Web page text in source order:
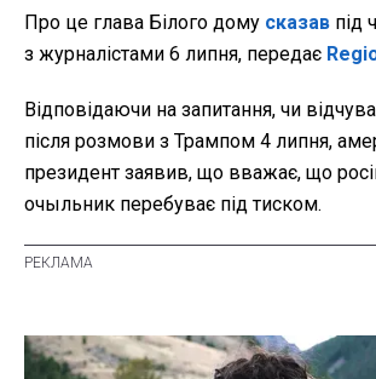
Про це глава Білого дому сказав під
з журналістами 6 липня, передає
Відповідаючи на запитання, чи
після розмови з Трампом 4 липня,
президент заявив, що вважає, що
очыльник перебуває під тиском.